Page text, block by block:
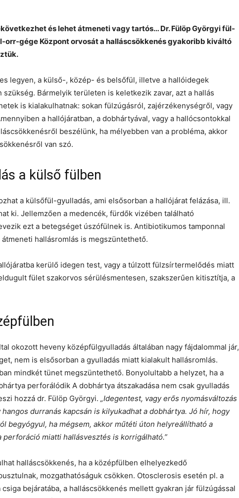
és lehet átmeneti vagy tartós… Dr. Fülöp Györgyi fül-
orr-gége Központ orvosát a halláscsökkenés gyakoribb kiváltó
legyen, a külső-, közép- és belsőfül, illetve a hallóidegek
Bármelyik területen is keletkezik zavar, azt a hallás
is kialakulhatnak: sokan fülzúgásról, zajérzékenységről, vagy
a hallójáratban, a dobhártyával, vagy a hallócsontokkal
beszélünk, ha mélyebben van a probléma, akkor
van szó.
a külső fülben
a külsőfül-gyulladás, ami elsősorban a hallójárat felázása, ill.
ki. Jellemzően a medencék, fürdők vizében található
ezt a betegséget úszófülnek is. Antibiotikumos tamponnal
hallásromlás is megszüntethető.
kerülő idegen test, vagy a túlzott fülzsírtermelődés miatt
fület szakorvos sérülésmentesen, szakszerűen kitisztítja, a
okozott heveny középfülgyulladás általában nagy fájdalommal jár,
nem is elsősorban a gyulladás miatt kialakult hallásromlás.
mindkét tünet megszüntethető. Bonyolultabb a helyzet, ha a
perforálódik A dobhártya átszakadása nem csak gyulladás
hozzá dr. Fülöp Györgyi. „Idegentest, vagy erős nyomásváltozás
durranás kapcsán is kilyukadhat a dobhártya. Jó hír, hogy
begyógyul, ha mégsem, akkor műtéti úton helyreállítható a
miatti hallásvesztés is korrigálható.”
halláscsökkenés, ha a középfülben elhelyezkedő
mozgathatóságuk csökken. Otosclerosis esetén pl. a
bejáratába, a halláscsökkenés mellett gyakran jár fülzúgással